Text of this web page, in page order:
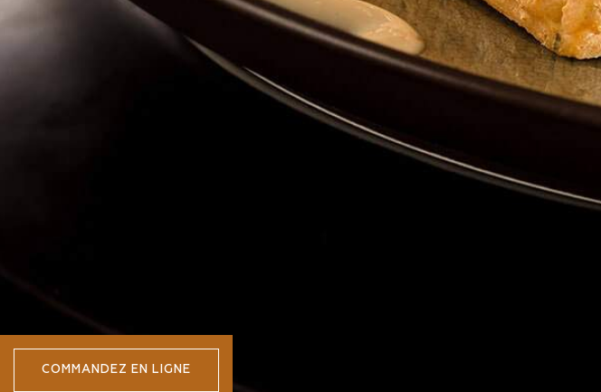
COMMANDEZ EN LIGNE